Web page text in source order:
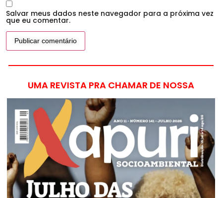
Salvar meus dados neste navegador para a próxima vez
que eu comentar.
UMA REVISTA PRA CHAMAR DE NOSSA